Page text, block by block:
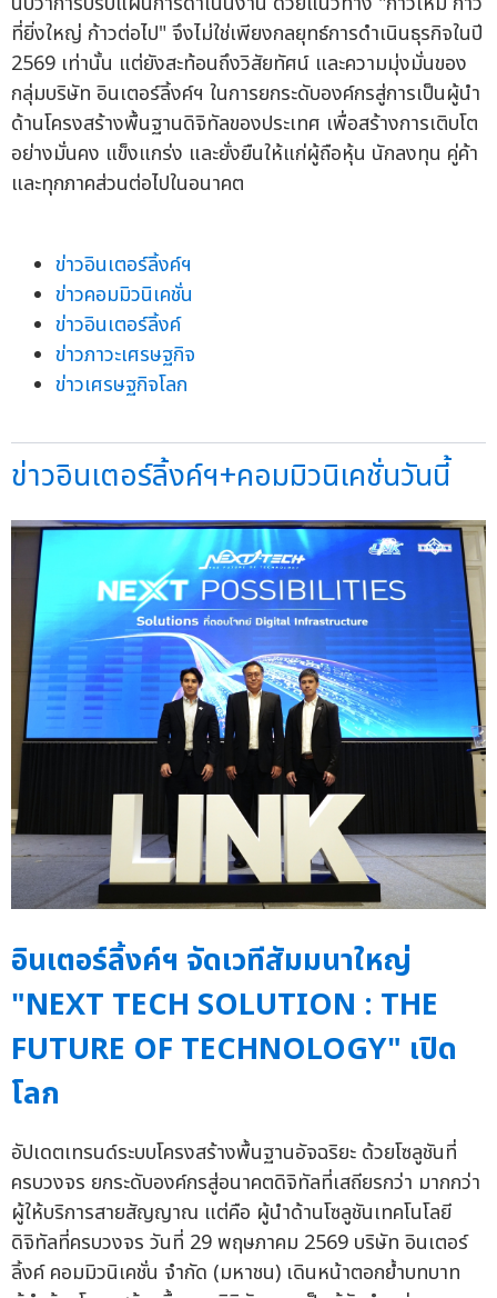
ที่ยิ่งใหญ่ ก้าวต่อไป" จึงไม่ใช่เพียงกลยุทธ์การดำเนินธุรกิจในปี
2569 เท่านั้น แต่ยังสะท้อนถึงวิสัยทัศน์ และความมุ่งมั่นของ
กลุ่มบริษัท อินเตอร์ลิ้งค์ฯ ในการยกระดับองค์กรสู่การเป็นผู้นำ
ด้านโครงสร้างพื้นฐานดิจิทัลของประเทศ เพื่อสร้างการเติบโต
อย่างมั่นคง แข็งแกร่ง และยั่งยืนให้แก่ผู้ถือหุ้น นักลงทุน คู่ค้า
และทุกภาคส่วนต่อไปในอนาคต
ข่าวอินเตอร์ลิ้งค์ฯ
ข่าวคอมมิวนิเคชั่น
ข่าวอินเตอร์ลิ้งค์
ข่าวภาวะเศรษฐกิจ
ข่าวเศรษฐกิจโลก
ข่าวอินเตอร์ลิ้งค์ฯ+คอมมิวนิเคชั่นวันนี้
อินเตอร์ลิ้งค์ฯ จัดเวทีสัมมนาใหญ่
"NEXT TECH SOLUTION : THE
FUTURE OF TECHNOLOGY" เปิด
โลก
อัปเดตเทรนด์ระบบโครงสร้างพื้นฐานอัจฉริยะ ด้วยโซลูชันที่
ครบวงจร ยกระดับองค์กรสู่อนาคตดิจิทัลที่เสถียรกว่า มากกว่า
ผู้ให้บริการสายสัญญาณ แต่คือ ผู้นำด้านโซลูชันเทคโนโลยี
ดิจิทัลที่ครบวงจร วันที่ 29 พฤษภาคม 2569 บริษัท อินเตอร์
ลิ้งค์ คอมมิวนิเคชั่น จำกัด (มหาชน) เดินหน้าตอกย้ำบทบาท